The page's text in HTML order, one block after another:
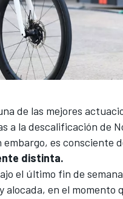
de las mejores
a la descalificación de
es consciente
distinta.
el último fin de
alocada, en el momento